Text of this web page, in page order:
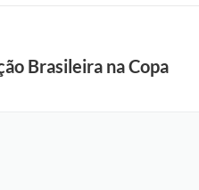
Brasileira na Copa